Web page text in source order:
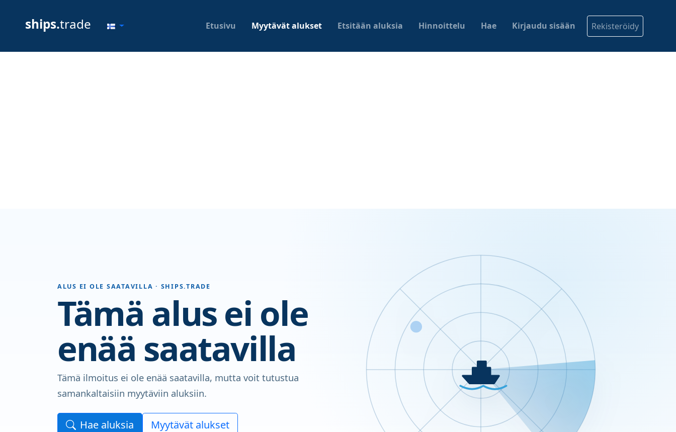
ships.trade Etusivu Myytävät alukset Etsitään aluksia Hinnoittelu Hae Kirjaudu sisään Rekisteröidy
ALUS EI OLE SAATAVILLA · SHIPS.TRADE
Tämä alus ei ole
enää saatavilla
Tämä ilmoitus ei ole enää saatavilla, mutta voit tutustua
samankaltaisiin myytäviin aluksiin.
Hae aluksia Myytävät alukset